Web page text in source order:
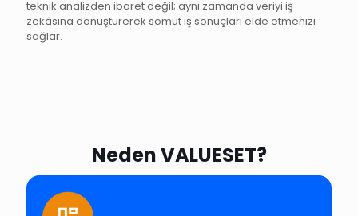
teknik analizden ibaret değil; aynı zamanda veriyi iş
zekâsına dönüştürerek somut iş sonuçları elde etmenizi
sağlar.
Neden VALUESET?